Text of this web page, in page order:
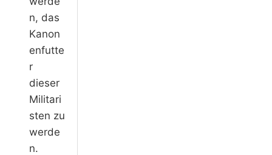
n, das
Kanon
enfutte
r
dieser
Militari
sten zu
werde
n.